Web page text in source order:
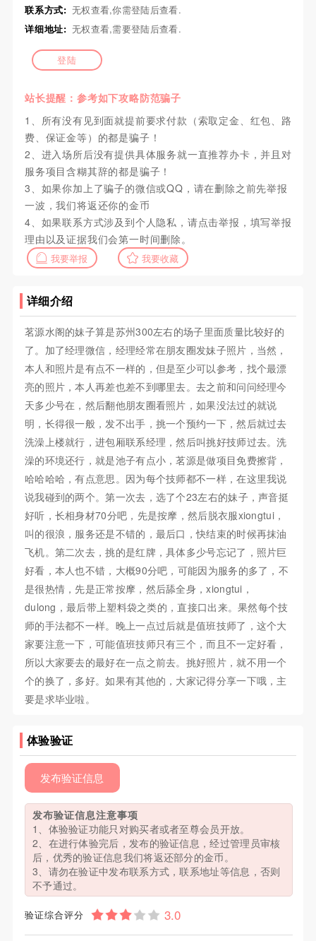
联系方式: 无权查看,你需登陆后查看.
详细地址: 无权查看,需要登陆后查看.
登陆
站长提醒：参考如下攻略防范骗子
1、所有没有见到面就提前要求付款（索取定金、红包、路
费、保证金等）的都是骗子！
2、进入场所后没有提供具体服务就一直推荐办卡，并且对
服务项目含糊其辞的都是骗子！
3、如果你加上了骗子的微信或QQ，请在删除之前先举报
一波，我们将返还你的金币
4、如果联系方式涉及到个人隐私，请点击举报，填写举报
理由以及证据我们会第一时间删除。
我要举报 我要收藏
详细介绍
茗源水阁的妹子算是苏州300左右的场子里面质量比较好的
了。加了经理微信，经理经常在朋友圈发妹子照片，当然，
本人和照片是有点不一样的，但是至少可以参考，找个最漂
亮的照片，本人再差也差不到哪里去。去之前和问问经理今
天多少号在，然后翻他朋友圈看照片，如果没法过的就说
明，长得很一般，发不出手，挑一个预约一下，然后就过去
洗澡上楼就行，进包厢联系经理，然后叫挑好技师过去。洗
澡的环境还行，就是池子有点小，茗源是做项目免费擦背，
哈哈哈哈，有点意思。因为每个技师都不一样，在这里我说
说我碰到的两个。第一次去，选了个23左右的妹子，声音挺
好听，长相身材70分吧，先是按摩，然后脱衣服xiongtui，
叫的很浪，服务还是不错的，最后口，快结束的时候再抹油
飞机。第二次去，挑的是红牌，具体多少号忘记了，照片巨
好看，本人也不错，大概90分吧，可能因为服务的多了，不
是很热情，先是正常按摩，然后舔全身，xiongtui，
dulong，最后带上塑料袋之类的，直接口出来。果然每个技
师的手法都不一样。晚上一点过后就是值班技师了，这个大
家要注意一下，可能值班技师只有三个，而且不一定好看，
所以大家要去的最好在一点之前去。挑好照片，就不用一个
个的换了，多好。如果有其他的，大家记得分享一下哦，主
要是求毕业啦。
体验验证
发布验证信息
发布验证信息注意事项
1、体验验证功能只对购买者或者至尊会员开放。
2、在进行体验完后，发布的验证信息，经过管理员审核
后，优秀的验证信息我们将返还部分的金币。
3、请勿在验证中发布联系方式，联系地址等信息，否则
不予通过。
验证综合评分